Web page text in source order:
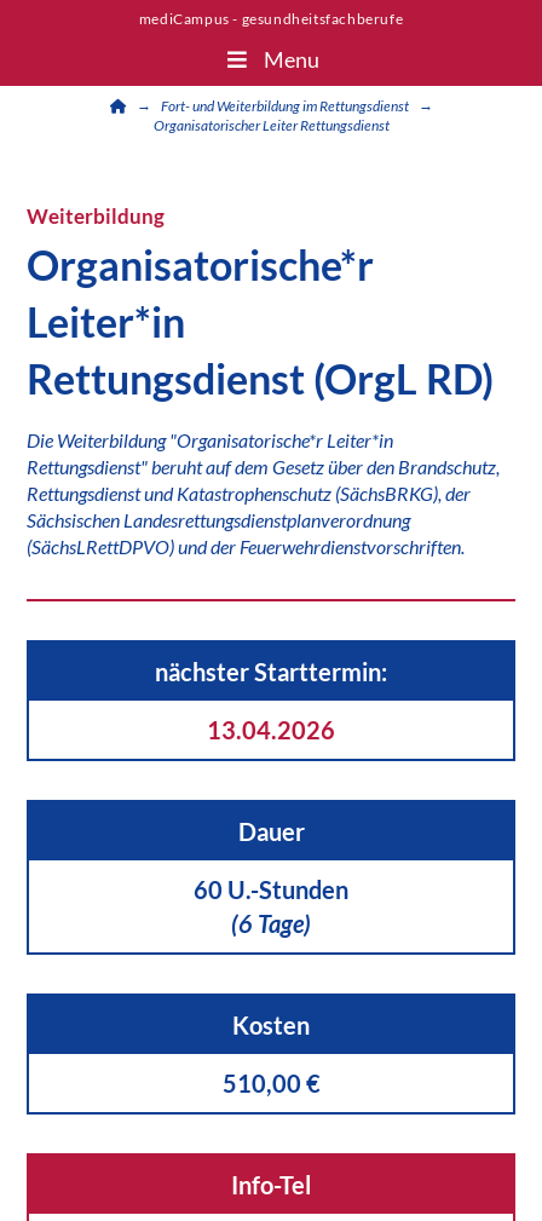
mediCampus - gesundheitsfachberufe
Menu
Home
→ Fort- und Weiterbildung im Rettungsdienst
→
Organisatorischer Leiter Rettungsdienst
Weiterbildung
Organisatorische*r
Leiter*in
Rettungsdienst (OrgL RD)
Die Weiterbildung "Organisatorische*r Leiter*in
Rettungsdienst" beruht auf dem Gesetz über den Brandschutz,
Rettungsdienst und Katastrophenschutz (SächsBRKG), der
Sächsischen Landesrettungsdienstplanverordnung
(SächsLRettDPVO) und der Feuerwehrdienstvorschriften.
nächster Starttermin:
13.04.2026
Dauer
60 U.-Stunden
(6 Tage)
Kosten
510,00 €
Info-Tel